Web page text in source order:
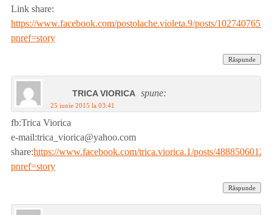
Link share:
https://www.facebook.com/postolache.violeta.9/posts/
pnref=story
Răspunde
TRICA VIORICA spune:
25 iunie 2015 la 03:41
fb:Trica Viorica
e-mail:trica_viorica@yahoo.com
share:https://www.facebook.com/trica.viorica.1/posts/
pnref=story
Răspunde